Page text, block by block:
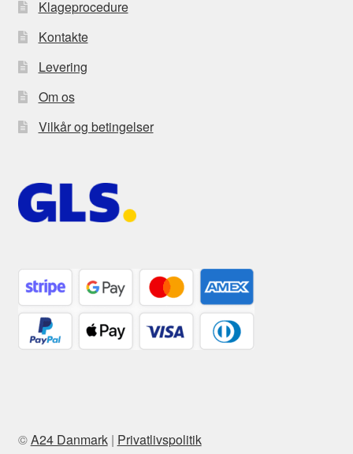
Klageprocedure
Kontakte
Levering
Om os
Vilkår og betingelser
©A24 Danmark| Privatlivspolitik